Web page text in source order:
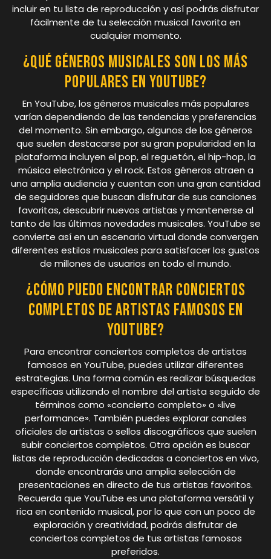
incluir en tu lista de reproducción y así podrás disfrutar
fácilmente de tu selección musical favorita en
cualquier momento.
¿Qué géneros musicales son los más
populares en YouTube?
En YouTube, los géneros musicales más populares
varían dependiendo de las tendencias y preferencias
del momento. Sin embargo, algunos de los géneros
que suelen destacarse por su gran popularidad en la
plataforma incluyen el pop, el reguetón, el hip-hop, la
música electrónica y el rock. Estos géneros atraen a
una amplia audiencia y cuentan con una gran cantidad
de seguidores que buscan disfrutar de sus canciones
favoritas, descubrir nuevos artistas y mantenerse al
tanto de las últimas novedades musicales. YouTube se
convierte así en un escenario virtual donde convergen
diferentes estilos musicales para satisfacer los gustos
de millones de usuarios en todo el mundo.
¿Cómo puedo encontrar conciertos
completos de artistas famosos en
YouTube?
Para encontrar conciertos completos de artistas
famosos en YouTube, puedes utilizar diferentes
estrategias. Una forma común es realizar búsquedas
específicas utilizando el nombre del artista seguido de
términos como «concierto completo» o «live
performance». También puedes explorar canales
oficiales de artistas o sellos discográficos que suelen
subir conciertos completos. Otra opción es buscar
listas de reproducción dedicadas a conciertos en vivo,
donde encontrarás una amplia selección de
presentaciones en directo de tus artistas favoritos.
Recuerda que YouTube es una plataforma versátil y
rica en contenido musical, por lo que con un poco de
exploración y creatividad, podrás disfrutar de
conciertos completos de tus artistas famosos
preferidos.